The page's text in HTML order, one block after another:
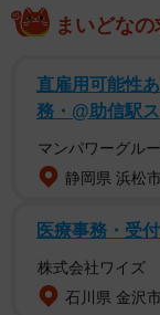
まいどな
直雇用可能性
務・@助信駅
マンパワーグル
静岡県 浜松市
医療事務・受
株式会社ワイズ
石川県 金沢市